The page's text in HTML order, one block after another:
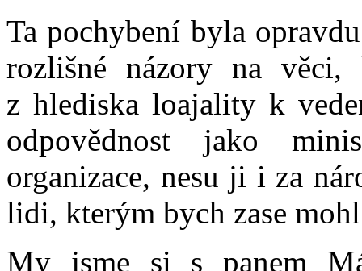
Ta pochybení byla
rozlišné názory na
z hlediska loajality k
odpovědnost jako
organizace, nesu ji i za
lidi, kterým bych zase
My jsme si s panem